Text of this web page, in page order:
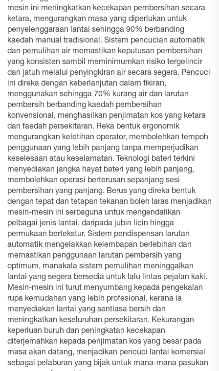
mesin ini meningkatkan kecekapan pembersihan secara
ketara, mengurangkan masa yang diperlukan untuk
penyelenggaraan lantai sehingga 90% berbanding
kaedah manual tradisional. Sistem pencucian automatik
dan pemulihan air memastikan keputusan pembersihan
yang konsisten sambil meminimumkan risiko tergelincir
dan jatuh melalui penyingkiran air secara segera. Pencuci
ini direka dengan keberlanjutan dalam fikiran,
menggunakan sehingga 70% kurang air dan larutan
pembersih berbanding kaedah pembersihan
konvensional, menghasilkan penjimatan kos yang ketara
dan faedah persekitaran. Reka bentuk ergonomik
mengurangkan keletihan operator, membolehkan tempoh
penggunaan yang lebih panjang tanpa memperjudikan
keselesaan atau keselamatan. Teknologi bateri terkini
menyediakan jangka hayat bateri yang lebih panjang,
membolehkan operasi berterusan sepanjang sesi
pembersihan yang panjang. Berus yang direka bentuk
dengan tepat dan tetapan tekanan boleh laras menjadikan
mesin-mesin ini serbaguna untuk mengendalikan
pelbagai jenis lantai, daripada jubin licin hingga
permukaan bertekstur. Sistem pendispensan larutan
automatik mengelakkan kelembapan berlebihan dan
memastikan penggunaan larutan pembersih yang
optimum, manakala sistem pemulihan meninggalkan
lantai yang segera bersedia untuk lalu lintas pejalan kaki.
Mesin-mesin ini turut menyumbang kepada pengekalan
rupa kemudahan yang lebih profesional, kerana ia
menyediakan lantai yang sentiasa bersih dan
meningkatkan keseluruhan persekitaran. Kekurangan
keperluan buruh dan peningkatan kecekapan
diterjemahkan kepada penjimatan kos yang besar pada
masa akan datang, menjadikan pencuci lantai komersial
sebagai pelaburan yang bijak untuk mana-mana pasukan